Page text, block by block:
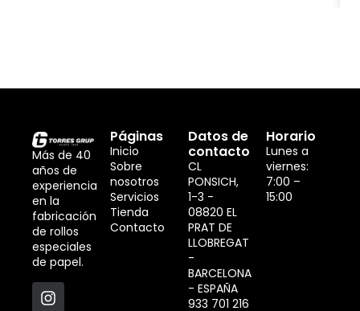
Más de 40
años de
experiencia
en la
fabricación
de rollos
especiales
de papel.
Páginas
Inicio
Sobre
nosotros
Servicios
Tienda
Contacto
Datos de
contacto
CL
PONSICH,
1-3 -
08820 EL
PRAT DE
LLOBREGAT
-
BARCELONA
- ESPAÑA
933 701 216
Horario
Lunes a
viernes:
7:00 –
15:00